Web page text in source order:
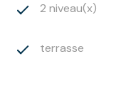
2 niveau(x)
terrasse